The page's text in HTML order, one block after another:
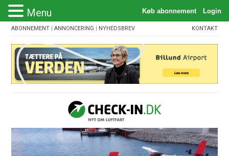
ABONNEMENT |ANNONCERING | NYHEDSBREV KONTAKT
Menu